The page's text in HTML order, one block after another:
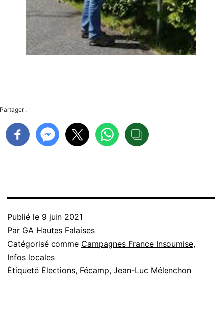
Partager :
Publié le 9 juin 2021
Par GA Hautes Falaises
Catégorisé comme Campagnes France Insoumise,
Infos locales
Étiqueté Élections, Fécamp, Jean-Luc Mélenchon